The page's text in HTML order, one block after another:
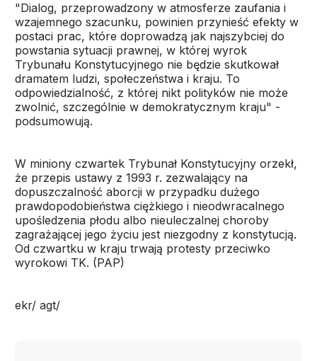
"Dialog, przeprowadzony w atmosferze zaufania i
wzajemnego szacunku, powinien przynieść efekty w
postaci prac, które doprowadzą jak najszybciej do
powstania sytuacji prawnej, w której wyrok
Trybunału Konstytucyjnego nie będzie skutkował
dramatem ludzi, społeczeństwa i kraju. To
odpowiedzialność, z której nikt polityków nie może
zwolnić, szczególnie w demokratycznym kraju" -
podsumowują.
W miniony czwartek Trybunał Konstytucyjny orzekł,
że przepis ustawy z 1993 r. zezwalający na
dopuszczalność aborcji w przypadku dużego
prawdopodobieństwa ciężkiego i nieodwracalnego
upośledzenia płodu albo nieuleczalnej choroby
zagrażającej jego życiu jest niezgodny z konstytucją.
Od czwartku w kraju trwają protesty przeciwko
wyrokowi TK. (PAP)
ekr/ agt/